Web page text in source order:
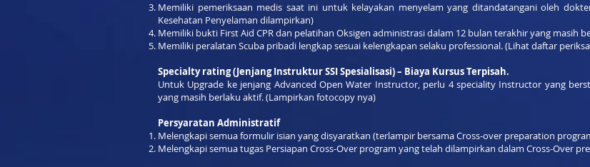
Memiliki pemeriksaan medis saat ini untuk kelayakan menyelam yang ditandatangani oleh
Kesehatan Penyelaman dilampirkan)
Memiliki bukti First Aid CPR dan pelatihan Oksigen administrasi dalam 12 bulan terakhir yang masih
Memiliki peralatan Scuba pribadi lengkap sesuai kelengkapan selaku professional. (Lihat daftar
Specialty rating (Jenjang Instruktur SSI Spesialisasi) – Biaya Kursus Terpisah.
Untuk Upgrade ke jenjang Advanced Open Water Instructor, perlu 4 speciality Instructor yang
yang masih berlaku aktif. (Lampirkan fotocopy nya)
Persyaratan Administratif
Melengkapi semua formulir isian yang disyaratkan (terlampir bersama Cross-over preparation
Melengkapi semua tugas Persiapan Cross-Over program yang telah dilampirkan dalam Cross-Over